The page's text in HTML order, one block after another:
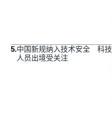
5.中国新规纳入技术安全 科技
人员出境受关注